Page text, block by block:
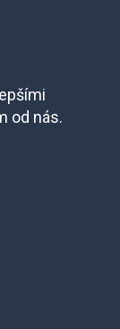
od nás.